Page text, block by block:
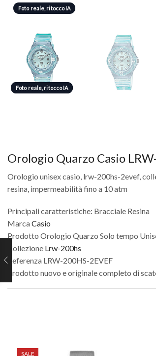
Foto reale, ritocco IA
Foto reale, ritocco IA
Foto reale, ritocco IA
Orologio Quarzo Casio
Orologio unisex casio, lrw-200hs-2evef,
resina, impermeabilità fino a 10 atm
Principali caratteristiche: Bracciale Resina
MarcaCasio
Prodotto Orologio Quarzo Solo tempo
Collezione Lrw-200hs
Referenza LRW-200HS-2EVEF
Prodotto nuovo e originale completo di
SALE